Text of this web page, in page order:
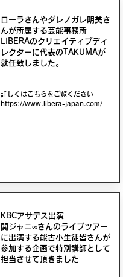
ローラさんやダレノガレ明美さ
んが所属する芸能事務所
LIBERA​のクリエイティブディ
レクターに代表のTAKUMAが
就任致しました。
詳しくはこちらをご覧ください
https://www.libera-japan.com/
KBCアサデス出演
関ジャニ∞さんのライブツアー
に出演する能古小生徒皆さんが
参加する企画で特別講師として
担当させて頂きました